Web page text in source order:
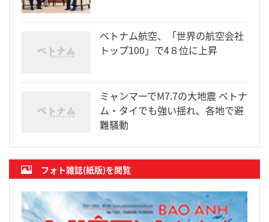
ベトナム航空、「世界の航空会社
トップ100」で4８位に上昇
ミャンマーでM7.7の大地震 ベトナ
ム・タイでも強い揺れ、各地で避
難騒動
フォト雑誌(紙版)を閲覧